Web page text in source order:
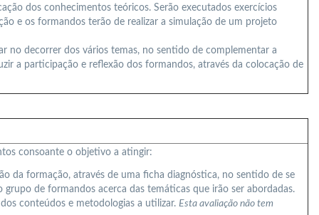
dos conhecimentos teóricos. Serão executados exercícios
e os formandos terão de realizar a simulação de um projeto
no decorrer dos vários temas, no sentido de complementar a
a participação e reflexão dos formandos, através da colocação de
consoante o objetivo a atingir:
da formação, através de uma ficha diagnóstica, no sentido de se
de formandos acerca das temáticas que irão ser abordadas.
conteúdos e metodologias a utilizar. Esta avaliação não tem